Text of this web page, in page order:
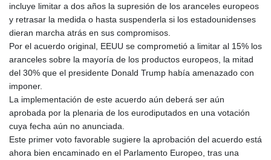
incluye limitar a dos años la supresión de los aranceles europeos
y retrasar la medida o hasta suspenderla si los estadounidenses
dieran marcha atrás en sus compromisos.
Por el acuerdo original, EEUU se comprometió a limitar al 15% los
aranceles sobre la mayoría de los productos europeos, la mitad
del 30% que el presidente Donald Trump había amenazado con
imponer.
La implementación de este acuerdo aún deberá ser aún
aprobada por la plenaria de los eurodiputados en una votación
cuya fecha aún no anunciada.
Este primer voto favorable sugiere la aprobación del acuerdo está
ahora bien encaminado en el Parlamento Europeo, tras una